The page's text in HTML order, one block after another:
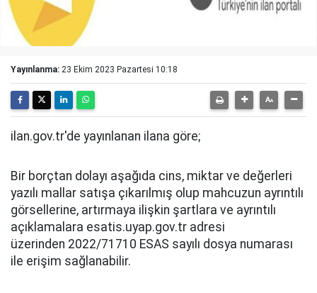
Yayınlanma: 23 Ekim 2023 Pazartesi 10:18
ilan.gov.tr'de yayınlanan ilana göre;
Bir borçtan dolayı aşağıda cins, miktar ve değerleri
yazılı mallar satışa çıkarılmış olup mahcuzun ayrıntılı
görsellerine, artırmaya ilişkin şartlara ve ayrıntılı
açıklamalara esatis.uyap.gov.tr adresi
üzerinden 2022/71710 ESAS sayılı dosya numarası
ile erişim sağlanabilir.